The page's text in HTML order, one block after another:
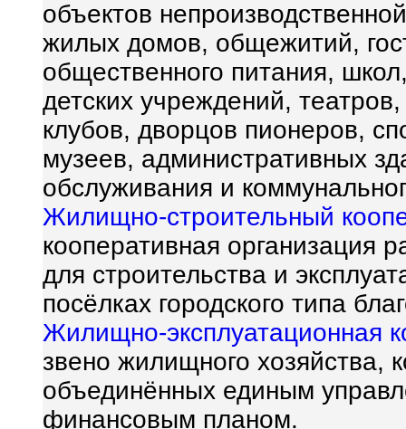
объектов
жилых домов, общежитий,
общественного питания,
детских учреждений,
клубов, дворцов пионеров,
музеев, административных
обслуживания и
Жилищно-строительный
кооперативная организация
для строительства и
посёлках городского типа
Жилищно-эксплуатационная
звено жилищного хозяйства,
объединённых единым
финансовым планом.